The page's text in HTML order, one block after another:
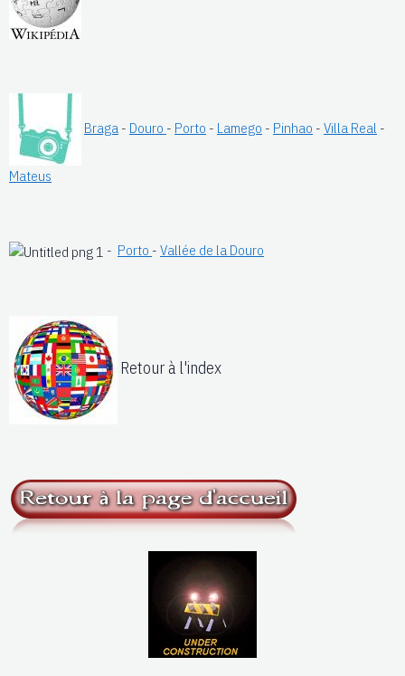
Braga - Douro - Porto - Lamego - Pinhao - Villa Real -
Mateus
- Porto - Vallée de la Douro
Retour à l'index